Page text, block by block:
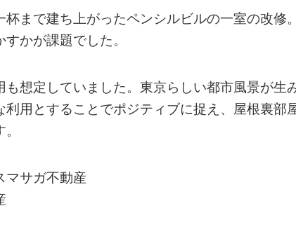
まで建ち上がったペンシルビルの一室の改修
かが課題でした。
想定していました。東京らしい都市風景が生
用とすることでポジティブに捉え、屋根裏部
マサガ不動産